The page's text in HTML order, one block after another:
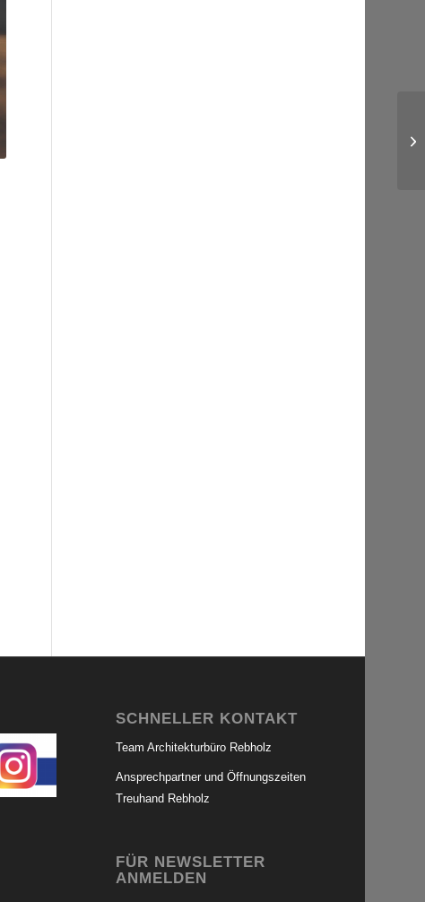
SCHNELLER KONTAKT
Team Architekturbüro Rebholz
Ansprechpartner und Öffnungszeiten
Treuhand Rebholz
FÜR NEWSLETTER
ANMELDEN